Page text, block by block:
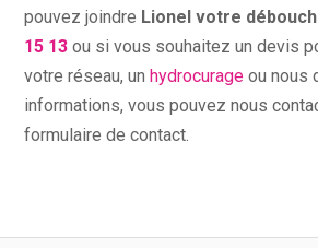
pouvez joindre Lionel votre
15 13 ou si vous souhaitez un devis
votre réseau, unhydrocurage ou nous
informations, vous pouvez nous
formulaire de contact.